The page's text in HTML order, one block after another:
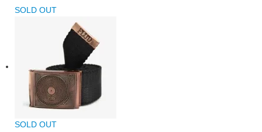
SOLD OUT
SOLD OUT